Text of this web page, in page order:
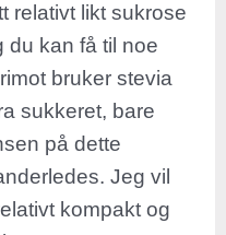
relativt likt sukrose
du kan få til noe
bruker stevia
sukkeret, bare
på dette
Jeg vil
kompakt og